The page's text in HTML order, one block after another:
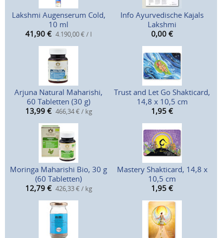
Lakshmi Augenserum Cold,
10 ml
41,90 € 4.190,00 € / l
Info Ayurvedische Kajals
Lakshmi
0,00 €
Arjuna Natural Maharishi,
60 Tabletten (30 g)
13,99 € 466,34 € / kg
Trust and Let Go Shakticard,
14,8 x 10,5 cm
1,95 €
Moringa Maharishi Bio, 30 g
(60 Tabletten)
12,79 € 426,33 € / kg
Mastery Shakticard, 14,8 x
10,5 cm
1,95 €